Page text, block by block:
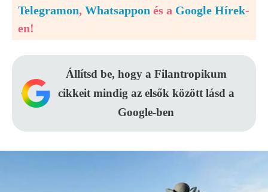
Telegramon, Whatsappon és a Google Hírek-
en!
Állítsd be, hogy a Filantropikum
cikkeit mindig az elsők között lásd a
Google-ben